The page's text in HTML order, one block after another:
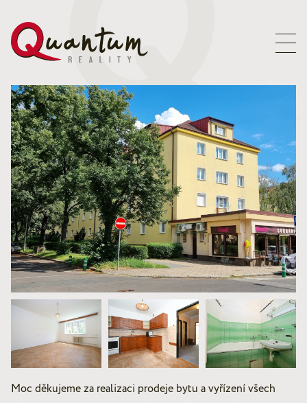
Moc děkujeme za realizaci prodeje bytu a vyřízení všech